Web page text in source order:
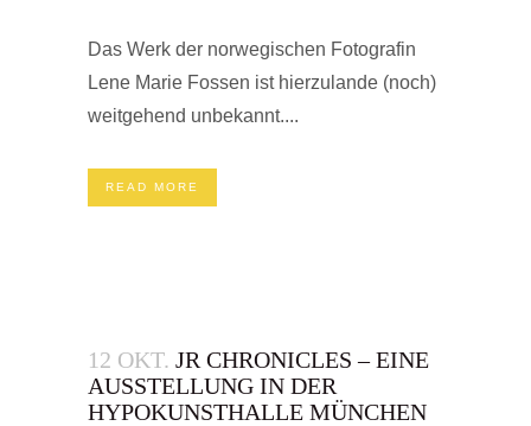
Das Werk der norwegischen Fotografin
Lene Marie Fossen ist hierzulande (noch)
weitgehend unbekannt....
READ MORE
12 OKT. JR CHRONICLES – EINE
AUSSTELLUNG IN DER
HYPOKUNSTHALLE MÜNCHEN